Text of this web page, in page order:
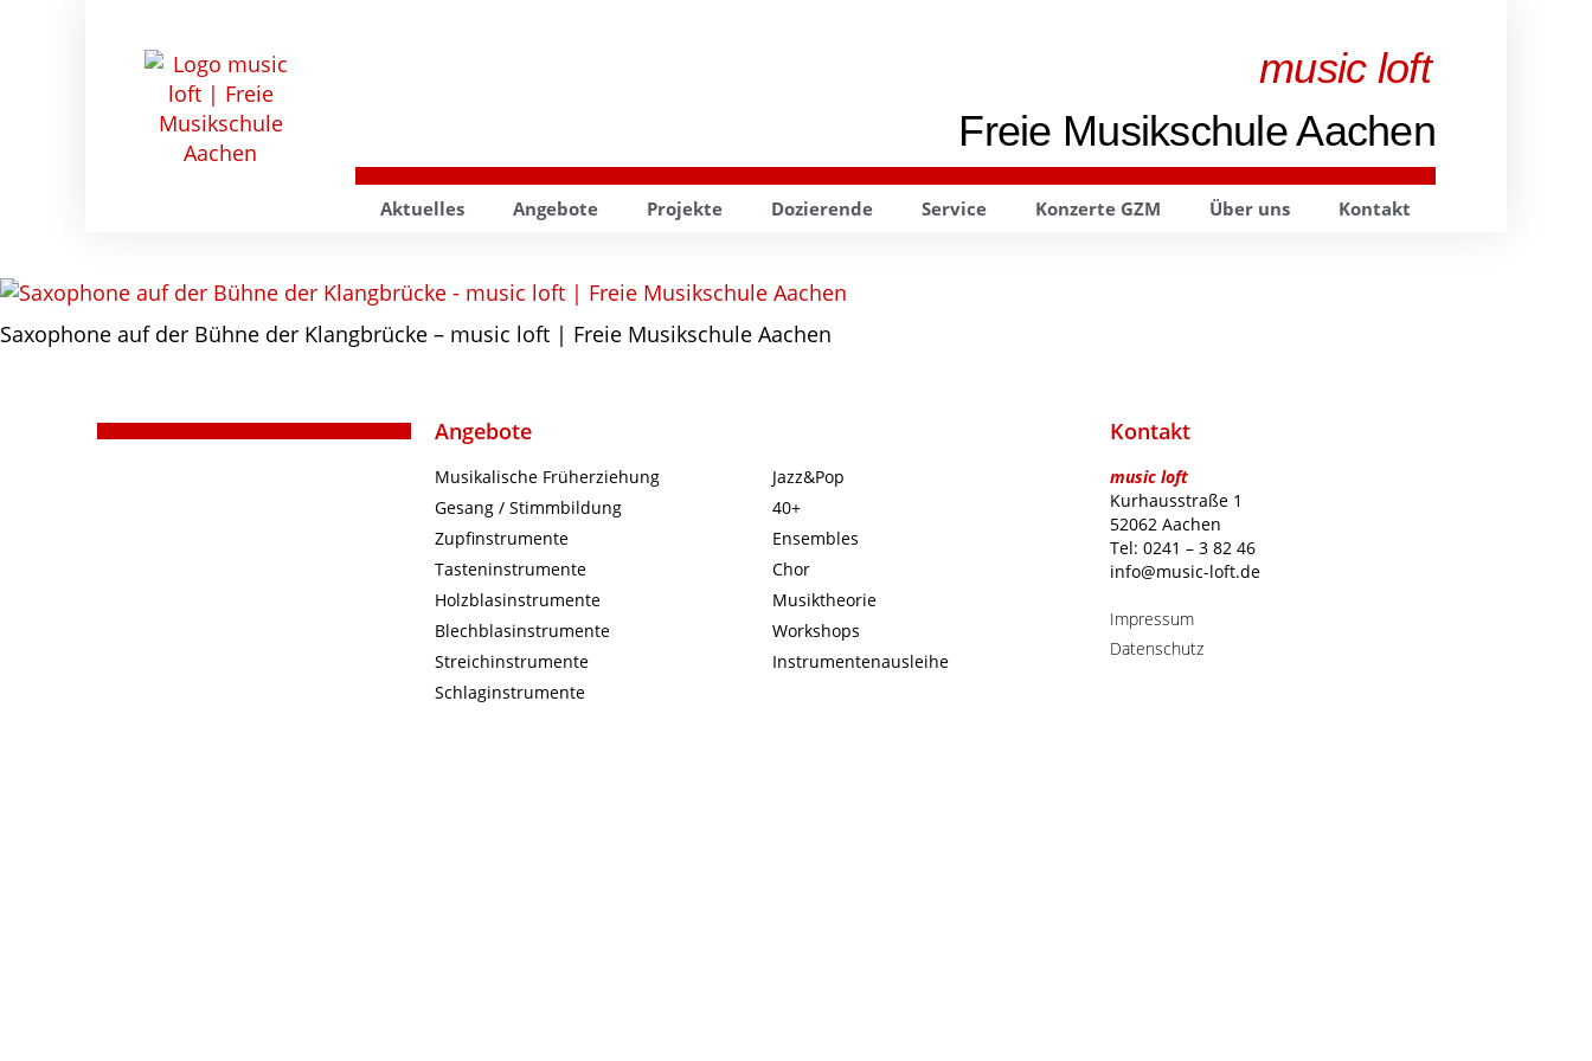
music loft
Freie Musikschule Aachen
Aktuelles Angebote Projekte Dozierende Service Konzerte GZM Über uns Kontakt
Saxophone auf der Bühne der Klangbrücke – music loft | Freie Musikschule Aachen
Angebote
Musikalische Früherziehung
Gesang / Stimmbildung
Zupfinstrumente
Tasteninstrumente
Holzblasinstrumente
Blechblasinstrumente
Streichinstrumente
Schlaginstrumente
Jazz&Pop
40+
Ensembles
Chor
Musiktheorie
Workshops
Instrumentenausleihe
Kontakt
music loft
Kurhausstraße 1
52062 Aachen
Tel: 0241 – 3 82 46
info@music-loft.de
Impressum
Datenschutz